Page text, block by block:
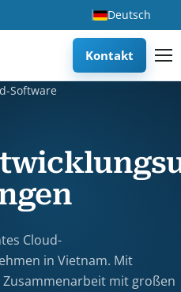
Deutsch
Kontakt
Software
Cloud-
in Vietnam. Mit
mit großen